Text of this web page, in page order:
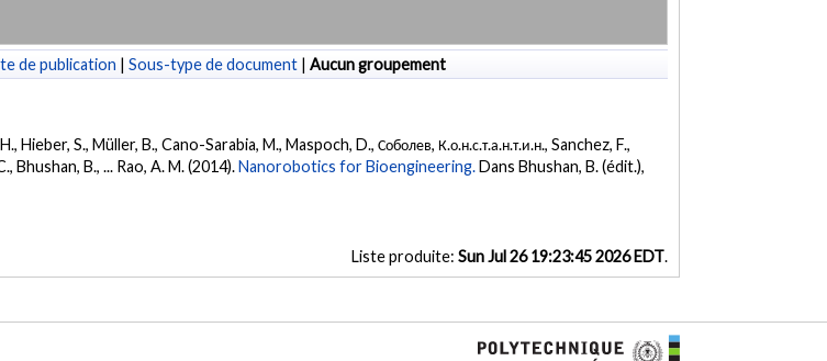
de publication | Sous-type de document | Aucun groupement
S., Müller, B., Cano-Sarabia, M., Maspoch, D., Соболев, К.о.н.с.т.а.н.т.и.н., Sanchez, F.,
Bhushan, B., ... Rao, A. M. (2014).Nanorobotics for Bioengineering.Dans Bhushan, B. (édit.),
Liste produite: Sun Jul 26 19:23:45 2026 EDT.